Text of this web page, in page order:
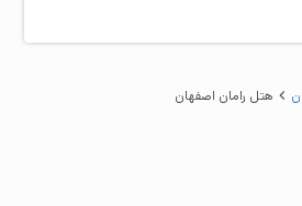
هتل رامان اصفهان